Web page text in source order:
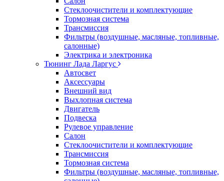
Стеклоочистители и комплектующие
Тормозная система
Трансмиссия
Фильтры (воздушные, масляные, топливные,
салонные)
Электрика и электроника
Тюнинг Лада Ларгус
Автосвет
Аксессуары
Внешний вид
Выхлопная система
Двигатель
Подвеска
Рулевое управление
Салон
Стеклоочистители и комплектующие
Трансмиссия
Тормозная система
Фильтры (воздушные, масляные, топливные,